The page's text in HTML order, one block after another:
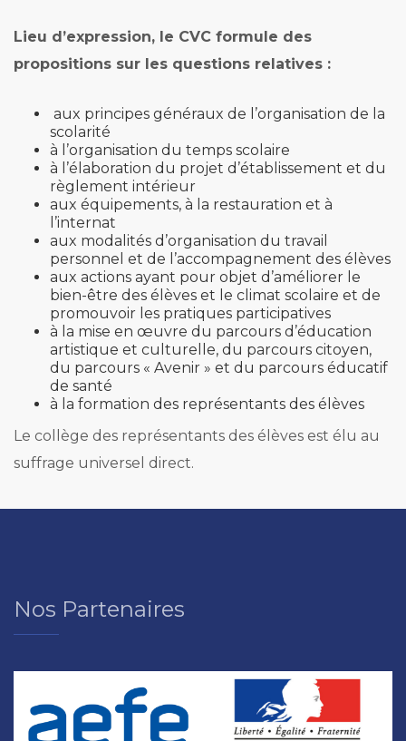
Lieu d’expression, le CVC formule des
propositions sur les questions relatives :
aux principes généraux de l’organisation de la
scolarité
à l’organisation du temps scolaire
à l’élaboration du projet d’établissement et du
règlement intérieur
aux équipements, à la restauration et à
l’internat
aux modalités d’organisation du travail
personnel et de l’accompagnement des élèves
aux actions ayant pour objet d’améliorer le
bien-être des élèves et le climat scolaire et de
promouvoir les pratiques participatives
à la mise en œuvre du parcours d’éducation
artistique et culturelle, du parcours citoyen,
du parcours « Avenir » et du parcours éducatif
de santé
à la formation des représentants des élèves
Le collège des représentants des élèves est élu au
suffrage universel direct.
Nos Partenaires